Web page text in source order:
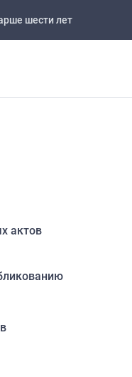
шести лет
актов